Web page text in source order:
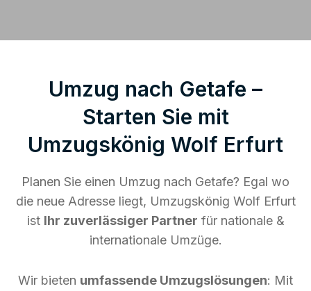
Umzug nach Getafe –
Starten Sie mit
Umzugskönig Wolf Erfurt
Planen Sie einen Umzug nach Getafe? Egal wo
die neue Adresse liegt, Umzugskönig Wolf Erfurt
ist Ihr zuverlässiger Partner für nationale &
internationale Umzüge.
Wir bieten umfassende Umzugslösungen: Mit